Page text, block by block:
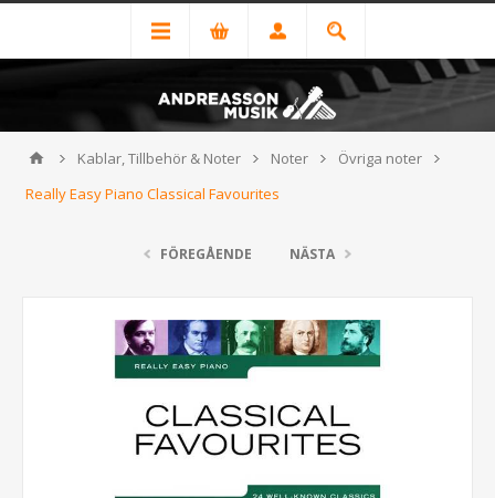
Kablar, Tillbehör & Noter Noter
Övriga noter
Really Easy Piano Classical Favourites
FÖREGÅENDE NÄSTA